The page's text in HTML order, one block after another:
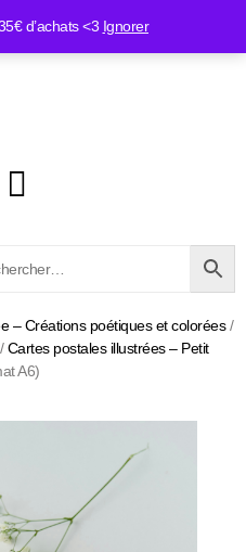
d’achats <3 Ignorer
– Créations poétiques et colorées/
Cartes postales illustrées – Petit
A6)